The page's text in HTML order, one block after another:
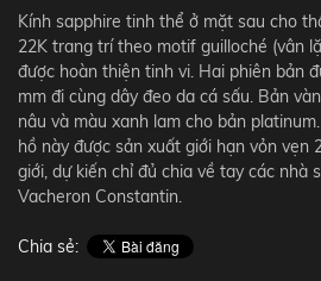
Kính sapphire tinh thể ở mặt sau cho
22K trang trí theo motif guilloché (vân
được hoàn thiện tinh vi. Hai phiên bản
mm đi cùng dây đeo da cá sấu. Bản
nâu và màu xanh lam cho bản
hồ này được sản xuất giới hạn vỏn vẹn
giới, dự kiến chỉ đủ chia về tay các nhà
Vacheron Constantin.
Chia sẻ: